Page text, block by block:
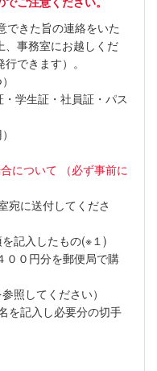
きた旨の連絡をいた
、事務室にお越しくだ
できます）。
生証・社員証・パス
について
（必ず事前に
に送付してくださ
記入したもの(※１)
０円分を郵便局で購
してください）
記入し必要分の切手